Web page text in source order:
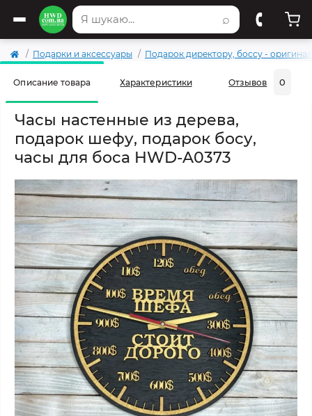
⌕
Подарки и аксессуары Подарок директору, боссу -
Описание товара Характеристики Отзывов 0
Часы настенные из дерева,
подарок шефу, подарок босу,
часы для боса HWD-A0373